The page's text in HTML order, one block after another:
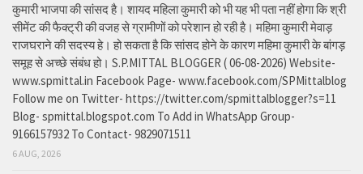
कुमारी भाजपा की सांसद है। शायद महिला कुमारी को भी यह भी पता नहीं होगा कि श्री
सीमेंट की फैक्ट्री की वजह से ग्रामीणों को परेशान हो रही है। महिमा कुमारी मेवाड़
राजघराने की सदस्य हे। हो सकता है कि सांसद होने के कारण महिमा कुमारी के बांगड़
समूह से अच्छे संबंध हो। S.P.MITTAL BLOGGER ( 06-08-2026) Website-
www.spmittal.in Facebook Page- www.facebook.com/SPMittalblog
Follow me on Twitter- https://twitter.com/spmittalblogger?s=11
Blog- spmittal.blogspot.com To Add in WhatsApp Group-
9166157932 To Contact- 9829071511
6 AUG, 2026